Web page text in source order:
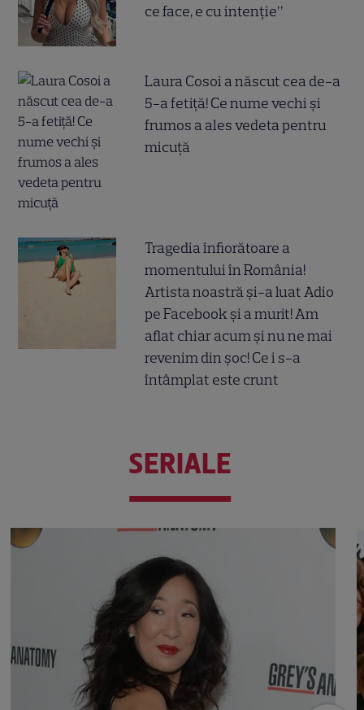
ce face, e cu intenție”
Laura Cosoi a născut cea de-a
5-a fetiță! Ce nume vechi și
frumos a ales vedeta pentru
micuță
Tragedia înfiorătoare a
momentului în România!
Artista noastră și-a luat Adio
pe Facebook și a murit! Am
aflat chiar acum și nu ne mai
revenim din șoc! Ce i s-a
întâmplat este crunt
SERIALE